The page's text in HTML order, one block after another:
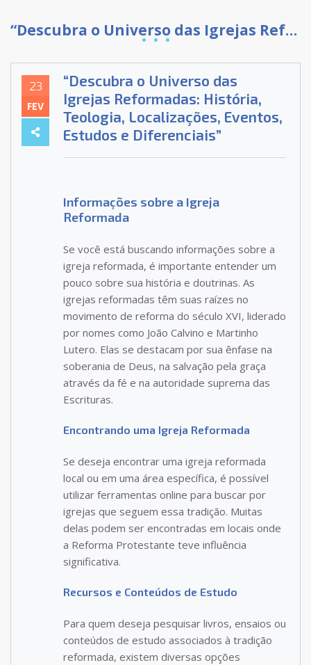
“Descubra o Universo das Igrejas Reformadas: História, Teologia, Localizações, Eventos, Estudos e Diferenciais”
23
FEV
“Descubra o Universo das
Igrejas Reformadas: História,
Teologia, Localizações, Eventos,
Estudos e Diferenciais”
Informações sobre a Igreja
Reformada
Se você está buscando informações sobre a
igreja reformada, é importante entender um
pouco sobre sua história e doutrinas. As
igrejas reformadas têm suas raízes no
movimento de reforma do século XVI, liderado
por nomes como João Calvino e Martinho
Lutero. Elas se destacam por sua ênfase na
soberania de Deus, na salvação pela graça
através da fé e na autoridade suprema das
Escrituras.
Encontrando uma Igreja Reformada
Se deseja encontrar uma igreja reformada
local ou em uma área específica, é possível
utilizar ferramentas online para buscar por
igrejas que seguem essa tradição. Muitas
delas podem ser encontradas em locais onde
a Reforma Protestante teve influência
significativa.
Recursos e Conteúdos de Estudo
Para quem deseja pesquisar livros, ensaios ou
conteúdos de estudo associados à tradição
reformada, existem diversas opções